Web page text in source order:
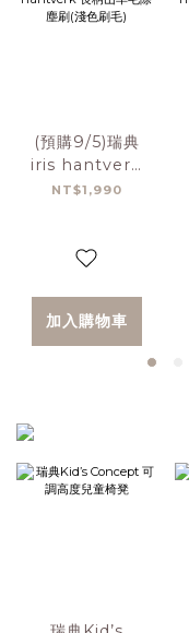
(預購9/5)瑞典
iris hantverk
長柄山羊毛除塵
NT$1,990
加入購物車